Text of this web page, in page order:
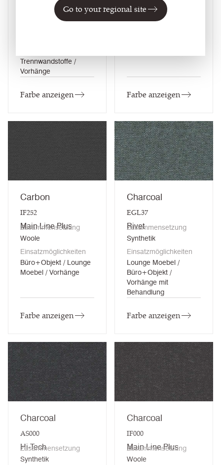
Go to your regional site
Zusammensetzung
Trennwandstoffe /
Vorhänge
Farbe anzeigen
Manhattan
Zusammensetzung
Farbe anzeigen
Carbon
IF252
Main Line Plus
Zusammensetzung
Woole
Einsatzmöglichkeiten
Büro+Objekt / Lounge
Moebel / Vorhänge
Farbe anzeigen
Charcoal
EGL37
Rivet
Zusammensetzung
Synthetik
Einsatzmöglichkeiten
Lounge Moebel /
Büro+Objekt /
Vorhänge mit
Behandlung
Farbe anzeigen
Charcoal
AS000
Hi-Tech
Zusammensetzung
Synthetik
Charcoal
IF000
Main Line Plus
Zusammensetzung
Woole